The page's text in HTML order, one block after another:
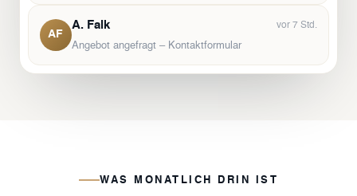
AF
A. Falk
Angebot angefragt – Kontaktformular
vor 7 Std.
WAS MONATLICH DRIN IST